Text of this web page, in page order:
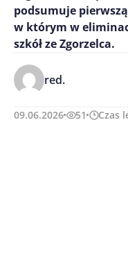
podsumuje
w którym w
szkół ze Zgorzelca.
red.
09.06.2026 51 Czas